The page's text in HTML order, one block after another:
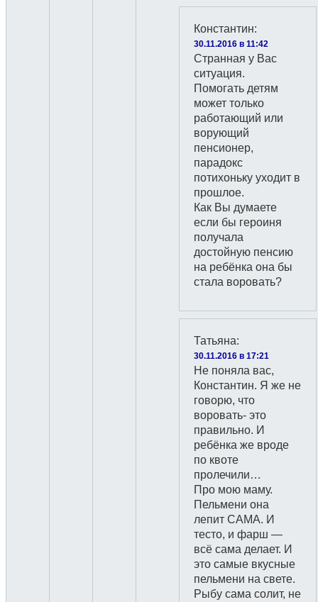
Константин:
30.11.2016 в 11:42
Странная у Вас
ситуация.
Помогать детям
может только
работающий или
ворующий
пенсионер,
парадокс
потихоньку уходит в
прошлое.
Как Вы думаете
если бы героиня
получала
достойную пенсию
на ребёнка она бы
стала воровать?
Татьяна:
30.11.2016 в 17:21
Не поняла вас,
Константин. Я же не
говорю, что
воровать- это
правильно. И
ребёнка же вроде
по квоте
пролечили…
Про мою маму.
Пельмени она
лепит САМА. И
тесто, и фарш —
всё сама делает. И
это самые вкусные
пельмени на свете.
Рыбу сама солит, не